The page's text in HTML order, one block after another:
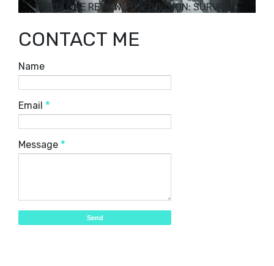
[XBOX ONE REVIEW] THE DIVISION: SURVIVAL
CONTACT ME
Name
Email *
Message *